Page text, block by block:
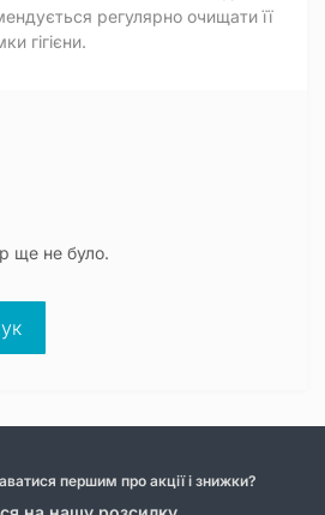
регулярно очищати її
гігієни.
ще не було.
першим про акції і знижки?